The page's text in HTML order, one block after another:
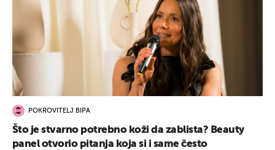
POKROVITELJ BIPA
Što je stvarno potrebno koži da zablista? Beauty
panel otvorio pitanja koja si i same često